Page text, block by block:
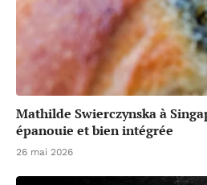
Mathilde Swierczynska à
épanouie et bien intégrée
26 mai 2026